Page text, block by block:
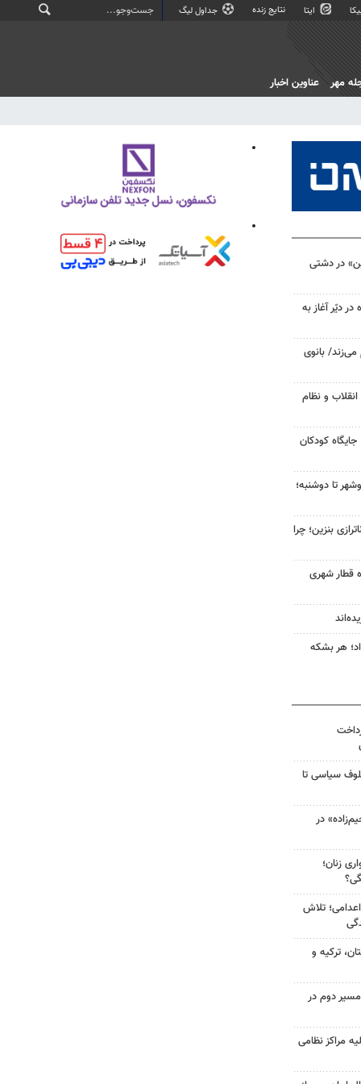
ایتا نتایج زنده جداول لیگ
مهر عناوین اخبار
در دشتی
دیّر آغاز به
می‌زند/ بانوی
و نظام
کودکان
تا دوشنبه؛
بنزین؛ چرا
قطار شهری
امروز ۱۶ مرداد؛ هر بشکه
سیاسی تا
در
زنان؛
تلاش
ترکیه و
دوم در
مراکز نظامی